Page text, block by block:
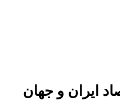
ایران و جهان